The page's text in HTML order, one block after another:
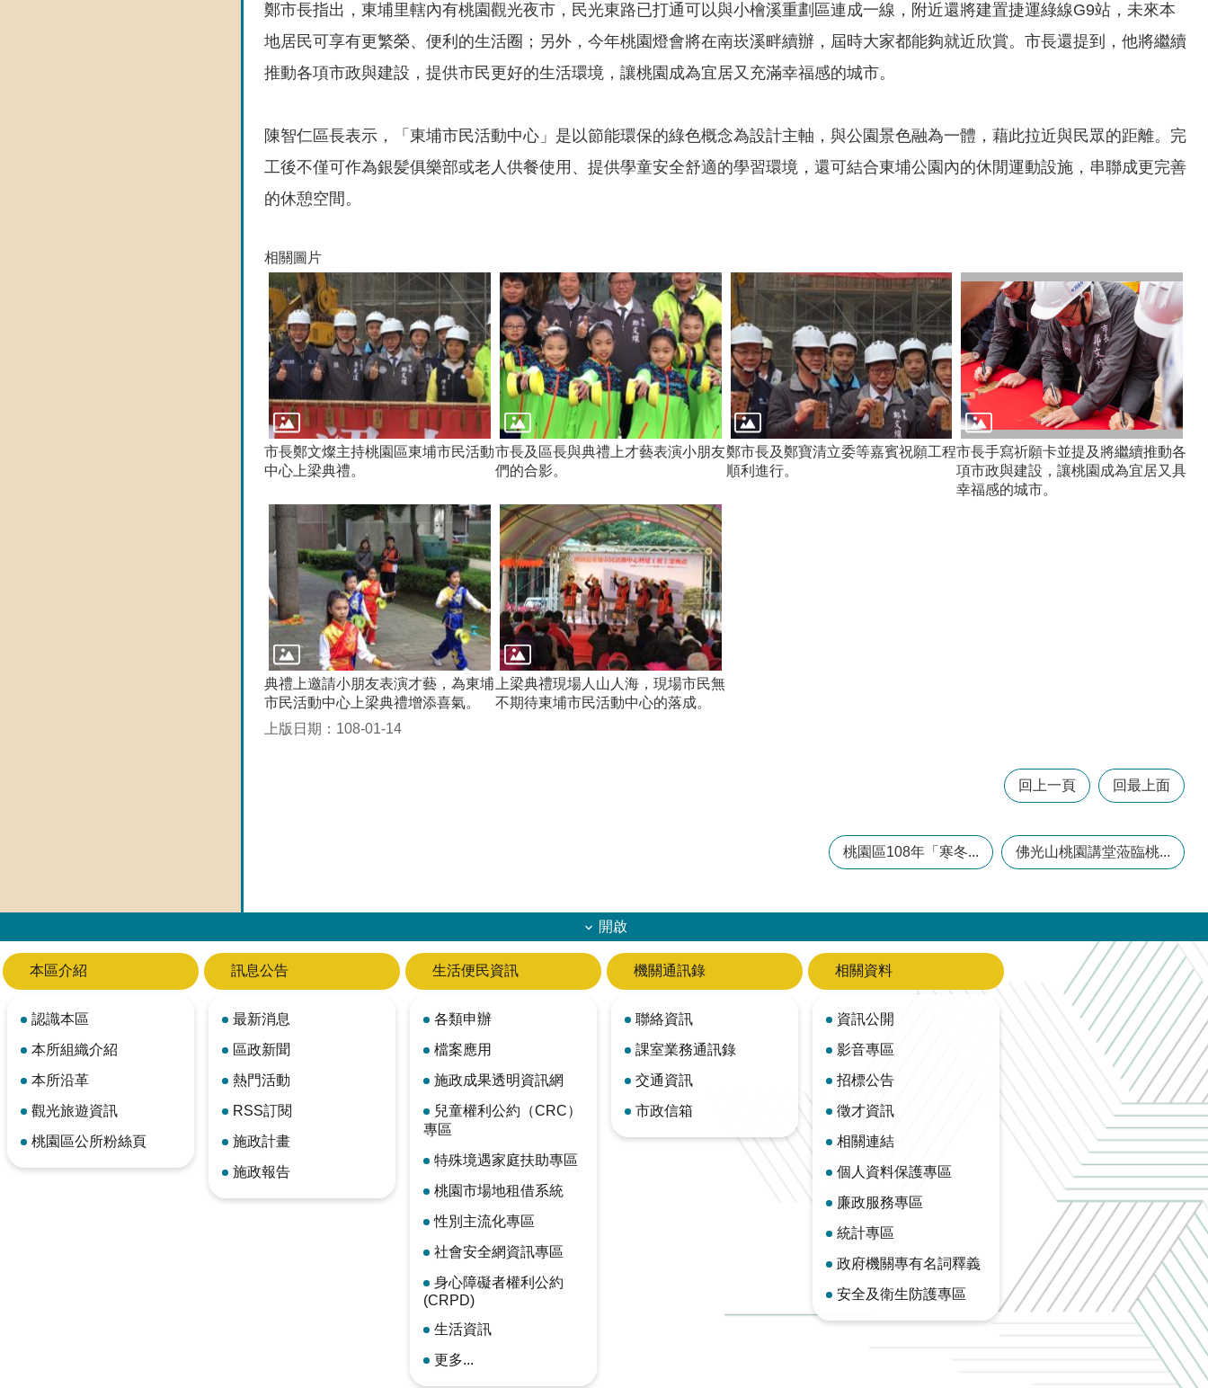
鄭市長指出，東埔里轄內有桃園觀光夜市，民光東路已打通可以與小檜溪重劃區連成一線，附近還將建置捷運綠線G9站，未來本
地居民可享有更繁榮、便利的生活圈；另外，今年桃園燈會將在南崁溪畔續辦，屆時大家都能夠就近欣賞。市長還提到，他將繼續
推動各項市政與建設，提供市民更好的生活環境，讓桃園成為宜居又充滿幸福感的城市。
陳智仁區長表示，「東埔市民活動中心」是以節能環保的綠色概念為設計主軸，與公園景色融為一體，藉此拉近與民眾的距離。完
工後不僅可作為銀髪俱樂部或老人供餐使用、提供學童安全舒適的學習環境，還可結合東埔公園內的休閒運動設施，串聯成更完善
的休憩空間。
相關圖片
市長鄭文燦主持桃園區東埔市民活動
中心上梁典禮。
市長及區長與典禮上才藝表演小朋友
們的合影。
鄭市長及鄭寶清立委等嘉賓祝願工程
順利進行。
市長手寫祈願卡並提及將繼續推動各
項市政與建設，讓桃園成為宜居又具
幸福感的城市。
典禮上邀請小朋友表演才藝，為東埔
市民活動中心上梁典禮增添喜氣。
上梁典禮現場人山人海，現場市民無
不期待東埔市民活動中心的落成。
上版日期：108-01-14
回上一頁 回最上面
桃園區108年「寒冬... 佛光山桃園講堂蒞臨桃...
開啟
本區介紹
認識本區
本所組織介紹
本所沿革
觀光旅遊資訊
桃園區公所粉絲頁
訊息公告
最新消息
區政新聞
熱門活動
RSS訂閱
施政計畫
施政報告
生活便民資訊
各類申辦
檔案應用
施政成果透明資訊網
兒童權利公約（CRC）
專區
特殊境遇家庭扶助專區
桃園市場地租借系統
性別主流化專區
社會安全網資訊專區
身心障礙者權利公約
(CRPD)
生活資訊
更多...
機關通訊錄
聯絡資訊
課室業務通訊錄
交通資訊
市政信箱
相關資料
資訊公開
影音專區
招標公告
徵才資訊
相關連結
個人資料保護專區
廉政服務專區
統計專區
政府機關專有名詞釋義
安全及衛生防護專區